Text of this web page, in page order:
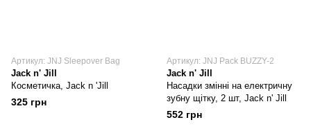
Артикул: JNJ Sleepover Bag
Jack n' Jill
Косметичка, Jack n 'Jill
325 грн
Артикул: JNJ Pack BUZZY-2
Jack n' Jill
Насадки змінні на електричну
зубну щітку, 2 шт, Jack n' Jill
552 грн